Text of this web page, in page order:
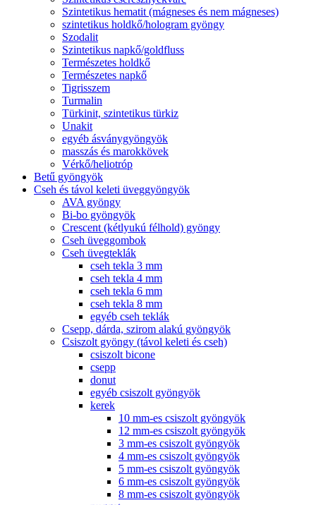
Szintetikus hematit (mágneses és nem mágneses)
szintetikus holdkő/hologram gyöngy
Szodalit
Szintetikus napkő/goldfluss
Természetes holdkő
Természetes napkő
Tigrisszem
Turmalin
Türkinit, szintetikus türkiz
Unakit
egyéb ásványgyöngyök
masszás és marokkövek
Vérkő/heliotróp
Betű gyöngyök
Cseh és távol keleti üveggyöngyök
AVA gyöngy
Bi-bo gyöngyök
Crescent (kétlyukú félhold) gyöngy
Cseh üveggombok
Cseh üvegteklák
cseh tekla 3 mm
cseh tekla 4 mm
cseh tekla 6 mm
cseh tekla 8 mm
egyéb cseh teklák
Csepp, dárda, szirom alakú gyöngyök
Csiszolt gyöngy (távol keleti és cseh)
csiszolt bicone
csepp
donut
egyéb csiszolt gyöngyök
kerek
10 mm-es csiszolt gyöngyök
12 mm-es csiszolt gyöngyök
3 mm-es csiszolt gyöngyök
4 mm-es csiszolt gyöngyök
5 mm-es csiszolt gyöngyök
6 mm-es csiszolt gyöngyök
8 mm-es csiszolt gyöngyök